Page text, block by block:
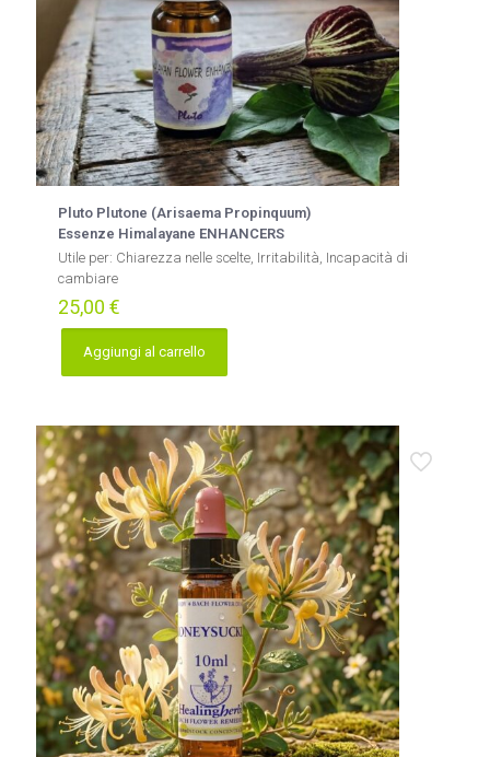
Pluto Plutone (Arisaema Propinquum)
Essenze Himalayane ENHANCERS
Utile per: Chiarezza nelle scelte, Irritabilità, Incapacità di
cambiare
25,00 €
Aggiungi al carrello